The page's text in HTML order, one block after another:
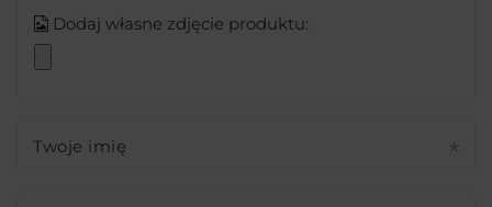
Dodaj własne zdjęcie produktu:
Twoje imię